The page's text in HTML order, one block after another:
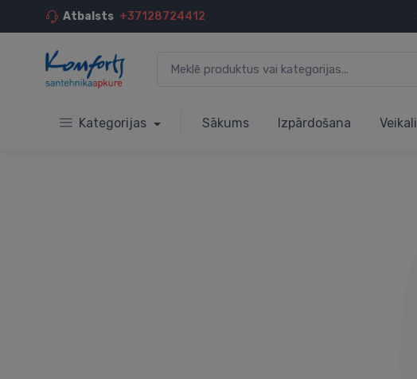
Atbalsts +37128724412
Kategorijas Sākums Izpārdošana Veikali